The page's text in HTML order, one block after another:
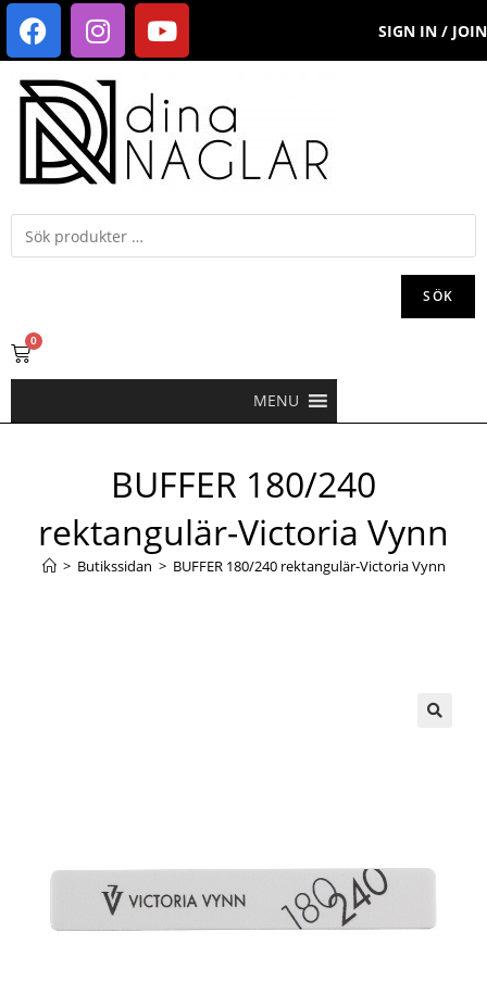
SIGN IN / JOIN
SÖK
0
MENU
BUFFER 180/240
rektangulär-Victoria Vynn
> Butikssidan > BUFFER 180/240 rektangulär-Victoria Vynn